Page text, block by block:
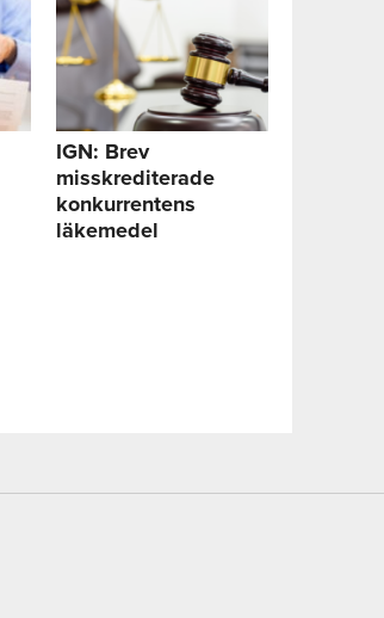
IGN: Brev
misskrediterade
konkurrentens
läkemedel